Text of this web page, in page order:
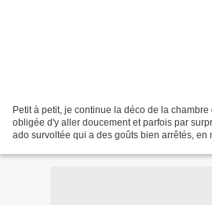
Petit à petit, je continue la déco de la
obligée d'y aller doucement et parfois par
ado survoltée qui a des goûts bien arrêtés, en